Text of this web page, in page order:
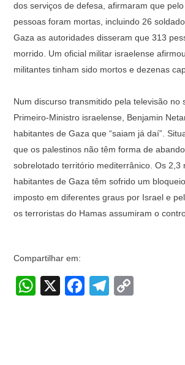
dos serviços de defesa, afirmaram que
pessoas foram mortas, incluindo 26
Gaza as autoridades disseram que 313
morrido. Um oficial militar israelense
militantes tinham sido mortos e dezenas
Num discurso transmitido pela televisão no
Primeiro-Ministro israelense, Benjamin
habitantes de Gaza que “saiam já daí”.
que os palestinos não têm forma de
sobrelotado território mediterrânico. Os 2,3
habitantes de Gaza têm sofrido um
imposto em diferentes graus por Israel e
os terroristas do Hamas assumiram o
Compartilhar em:
W
X
F
T